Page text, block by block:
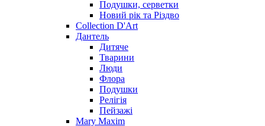
Подушки, серветки
Новий рік та Різдво
Collection D'Art
Дантель
Дитяче
Тварини
Люди
Флора
Подушки
Релігія
Пейзажі
Mary Maxim